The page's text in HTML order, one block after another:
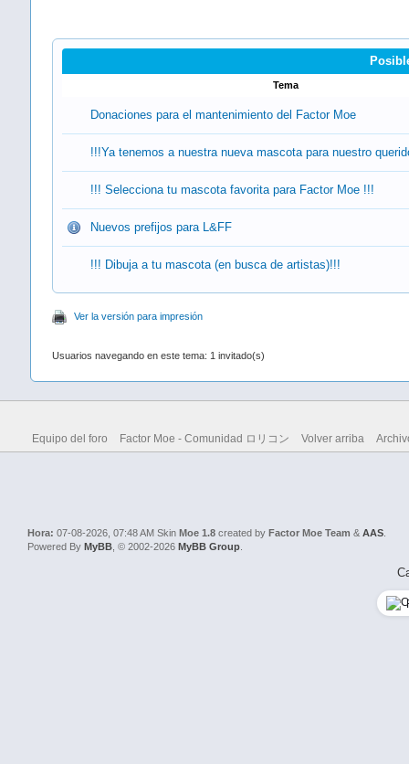
Tema
Donaciones para el mantenimiento del Factor Moe
!!!Ya tenemos a nuestra nueva mascota para nuestro
!!! Selecciona tu mascota favorita para Factor Moe !!!
Nuevos prefijos para L&FF
!!! Dibuja a tu mascota (en busca de artistas)!!!
Ver la versión para impresión
Usuarios navegando en este tema: 1 invitado(s)
Equipo del foro Factor Moe - Comunidad ロリコン Volver arriba
Hora: 07-08-2026, 07:48 AMSkin Moe 1.8 created by Factor Moe Team &AAS
Powered By MyBB , © 2002-2026 MyBB Group